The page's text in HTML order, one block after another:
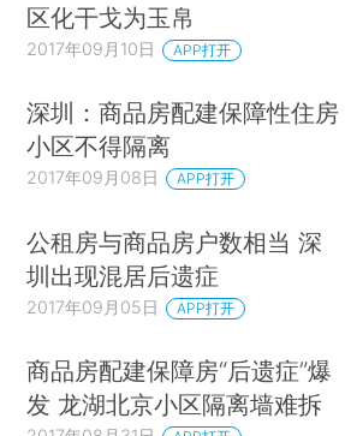
区化干戈为玉帛
2017年09月10日 APP打开
深圳：商品房配建保障性住房
小区不得隔离
2017年09月08日 APP打开
公租房与商品房户数相当 深
圳出现混居后遗症
2017年09月05日 APP打开
商品房配建保障房“后遗症”爆
发 龙湖北京小区隔离墙难拆